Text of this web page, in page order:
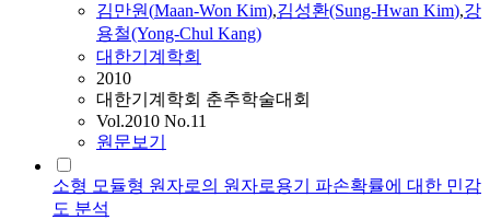
김만원(Maan-Won Kim),김성환(Sung-Hwan Kim),강
용철(Yong-Chul Kang)
대한기계학회
2010
대한기계학회 춘추학술대회
Vol.2010 No.11
원문보기
소형 모듈형 원자로의 원자로용기 파손확률에 대한 민감
도 분석